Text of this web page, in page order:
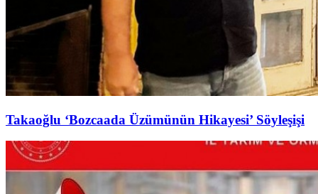
Takaoğlu ‘Bozcaada Üzümünün Hikayesi’ Söyleşişi